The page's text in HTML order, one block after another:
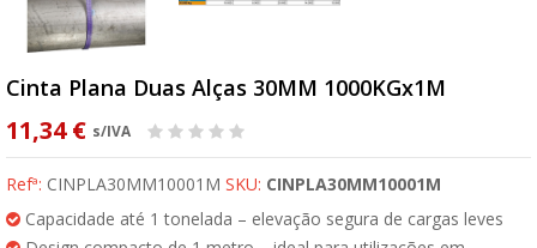
Cinta Plana Duas Alças 30MM 1000KGx1M
11,34 € s/IVA
Refª: CINPLA30MM10001M SKU: CINPLA30MM10001M
Capacidade até 1 tonelada – elevação segura de cargas leves